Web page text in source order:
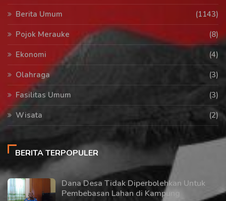
Berita Umum
(1143)
Pojok Merauke
(8)
Ekonomi
(4)
Olahraga
(3)
Fasilitas Umum
(3)
Wisata
(2)
BERITA TERPOPULER
Dana Desa Tidak Diperbolehkan Untuk
Pembebasan Lahan di Kampung